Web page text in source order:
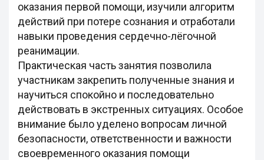
оказания первой помощи, изучили алгоритм
действий при потере сознания и отработали
навыки проведения сердечно-лёгочной
реанимации.
Практическая часть занятия позволила
участникам закрепить полученные знания и
научиться спокойно и последовательно
действовать в экстренных ситуациях. Особое
внимание было уделено вопросам личной
безопасности, ответственности и важности
своевременного оказания помощи